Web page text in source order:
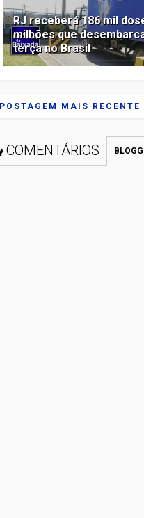
RJ receberá 186 mil
milhões que
terça no Brasil
POSTAGEM MAIS RECENTE
COMENTÁRIOS